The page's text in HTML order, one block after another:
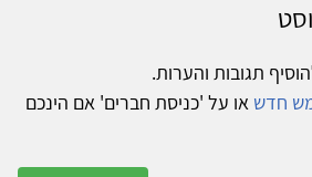
תגובות והערות.
חדש או על 'כניסת חברים' אם הינכם